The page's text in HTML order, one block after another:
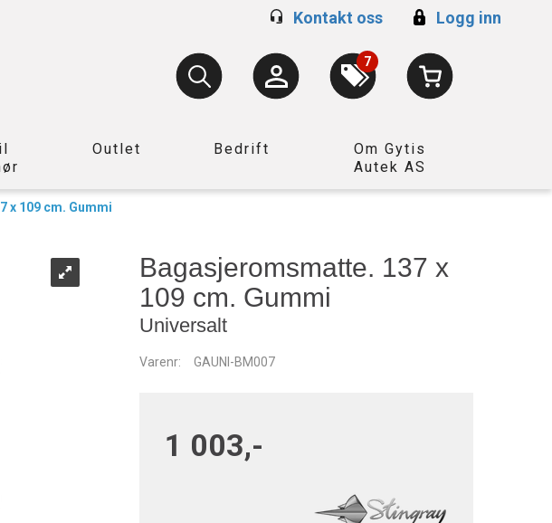
Kontakt oss Logg inn
7
Outlet Bedrift
Om Gytis
Autek AS
x 109 cm. Gummi
Bagasjeromsmatte. 137 x
109 cm. Gummi
Universalt
Varenr: GAUNI-BM007
1 003,-